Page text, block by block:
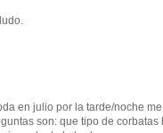
en julio por la tarde/noche
son: que tipo de corbatas